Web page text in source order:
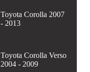
Toyota Corolla 2007
- 2013
Toyota Corolla Verso
2004 - 2009